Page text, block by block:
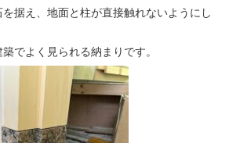
据え、地面と柱が直接触れないようにし
でよく見られる納まりです。